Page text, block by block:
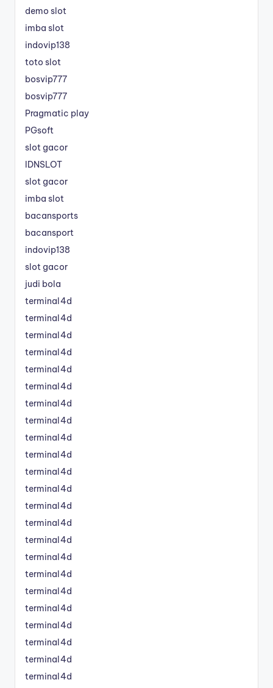
demo slot
imba slot
indovip138
toto slot
bosvip777
bosvip777
Pragmatic play
PGsoft
slot gacor
IDNSLOT
slot gacor
imba slot
bacansports
bacansport
indovip138
slot gacor
judi bola
terminal4d
terminal4d
terminal4d
terminal4d
terminal4d
terminal4d
terminal4d
terminal4d
terminal4d
terminal4d
terminal4d
terminal4d
terminal4d
terminal4d
terminal4d
terminal4d
terminal4d
terminal4d
terminal4d
terminal4d
terminal4d
terminal4d
terminal4d